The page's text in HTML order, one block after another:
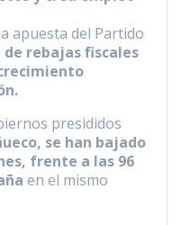
apuesta del Partido
rebajas fiscales
presididos
se han bajado
frente a las 96
en el mismo